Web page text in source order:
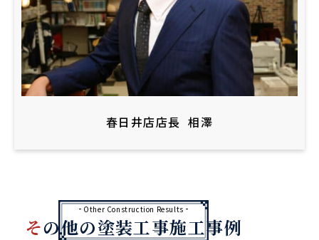
春日井店店長 相澤
Other Construction Results
その他の塗装工事施工事例